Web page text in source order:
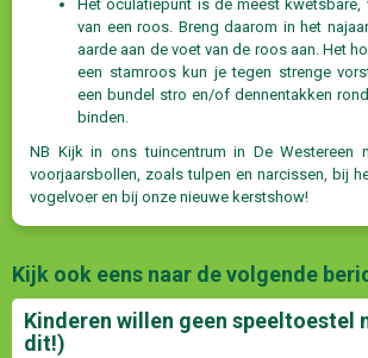
Het oculatiepunt is de meest kwetsbare,
van een roos. Breng daarom in het
aarde aan de voet van de roos aan. Het
een stamroos kun je tegen strenge
een bundel stro en/of dennentakken
binden.
NB Kijk in ons tuincentrum in De Westereen
voorjaarsbollen, zoals tulpen en narcissen, bij
vogelvoer en bij onze nieuwe kerstshow!
Kijk ook eens naar de volgende
Kinderen willen geen speeltoestel
dit!)